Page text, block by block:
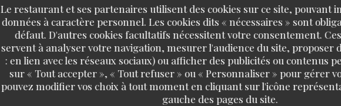
Le restaurant et ses partenaires utilisent des cookies sur ce site, pouvant
données à caractère personnel. Les cookies dits « nécessaires » sont
défaut. D'autres cookies facultatifs nécessitent votre consentement.
servent à analyser votre navigation, mesurer l'audience du site, proposer
: en lien avec les réseaux sociaux) ou afficher des publicités ou contenus
sur « Tout accepter », « Tout refuser » ou « Personnaliser » pour gérer
pouvez modifier vos choix à tout moment en cliquant sur l'icône
gauche des pages du site.